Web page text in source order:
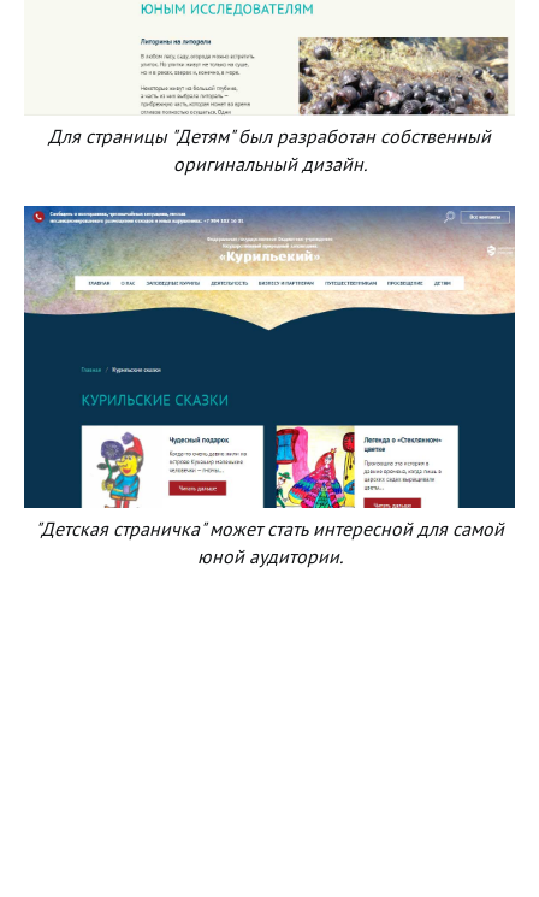
Для страницы "Детям" был разработан собственный
оригинальный дизайн.
"Детская страничка" может стать интересной для самой
юной аудитории.